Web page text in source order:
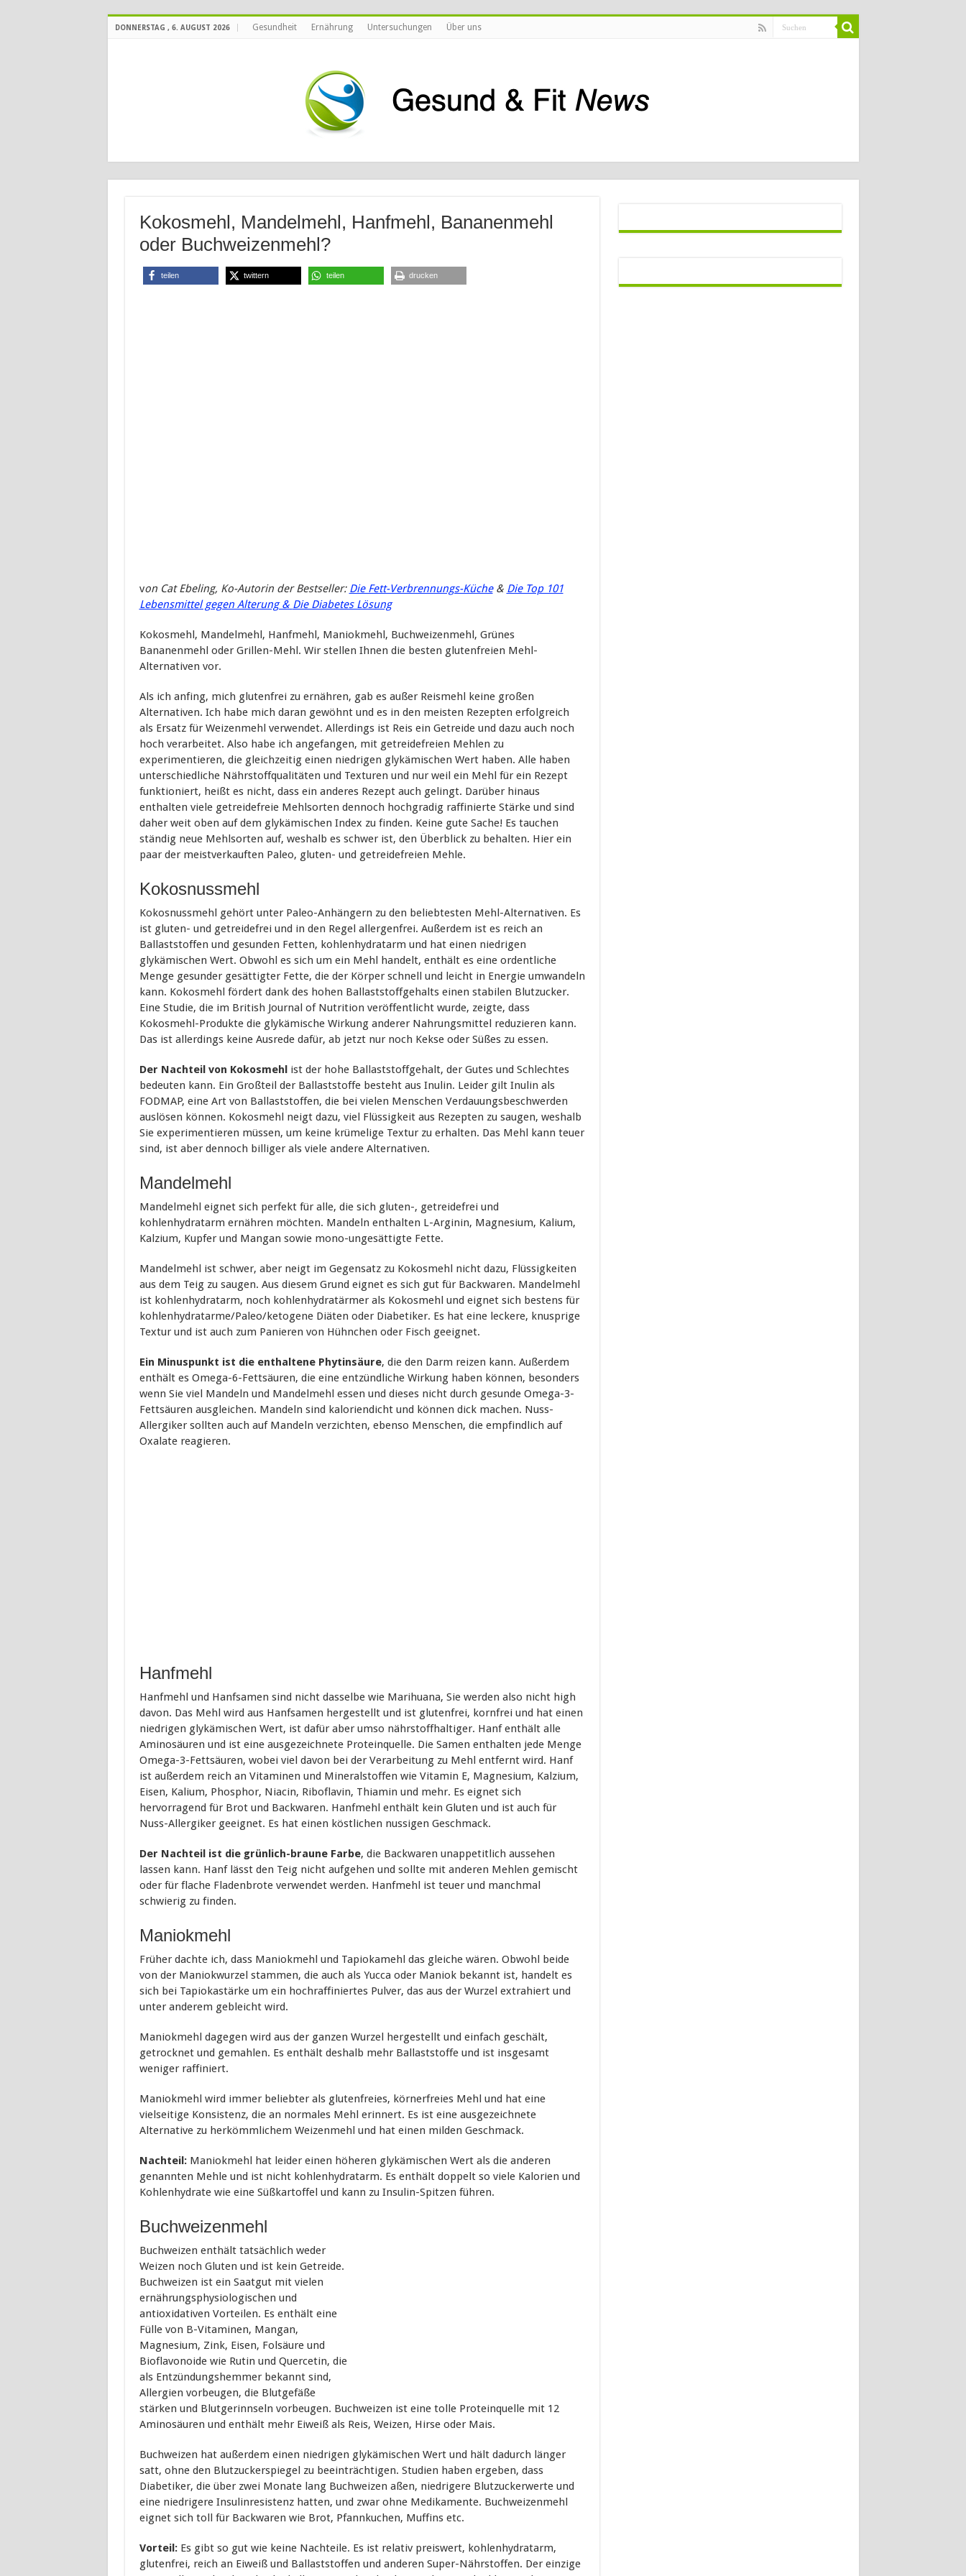
DONNERSTAG , 6. AUGUST 2026 Gesundheit Ernährung Untersuchungen Über uns
Kokosmehl, Mandelmehl, Hanfmehl, Bananenmehl
oder Buchweizenmehl?
teilen twittern teilen drucken
von Cat Ebeling, Ko-Autorin der Bestseller: Die Fett-Verbrennungs-Küche& Die Top 101
Lebensmittel gegen Alterung & Die Diabetes Lösung
Kokosmehl, Mandelmehl, Hanfmehl, Maniokmehl, Buchweizenmehl, Grünes
Bananenmehl oder Grillen-Mehl. Wir stellen Ihnen die besten glutenfreien Mehl-
Alternativen vor.
Als ich anfing, mich glutenfrei zu ernähren, gab es außer Reismehl keine großen
Alternativen. Ich habe mich daran gewöhnt und es in den meisten Rezepten erfolgreich
als Ersatz für Weizenmehl verwendet. Allerdings ist Reis ein Getreide und dazu auch noch
hoch verarbeitet. Also habe ich angefangen, mit getreidefreien Mehlen zu
experimentieren, die gleichzeitig einen niedrigen glykämischen Wert haben. Alle haben
unterschiedliche Nährstoffqualitäten und Texturen und nur weil ein Mehl für ein Rezept
funktioniert, heißt es nicht, dass ein anderes Rezept auch gelingt. Darüber hinaus
enthalten viele getreidefreie Mehlsorten dennoch hochgradig raffinierte Stärke und sind
daher weit oben auf dem glykämischen Index zu finden. Keine gute Sache! Es tauchen
ständig neue Mehlsorten auf, weshalb es schwer ist, den Überblick zu behalten. Hier ein
paar der meistverkauften Paleo, gluten- und getreidefreien Mehle.
Kokosnussmehl
Kokosnussmehl gehört unter Paleo-Anhängern zu den beliebtesten Mehl-Alternativen. Es
ist gluten- und getreidefrei und in den Regel allergenfrei. Außerdem ist es reich an
Ballaststoffen und gesunden Fetten, kohlenhydratarm und hat einen niedrigen
glykämischen Wert. Obwohl es sich um ein Mehl handelt, enthält es eine ordentliche
Menge gesunder gesättigter Fette, die der Körper schnell und leicht in Energie umwandeln
kann. Kokosmehl fördert dank des hohen Ballaststoffgehalts einen stabilen Blutzucker.
Eine Studie, die im British Journal of Nutrition veröffentlicht wurde, zeigte, dass
Kokosmehl-Produkte die glykämische Wirkung anderer Nahrungsmittel reduzieren kann.
Das ist allerdings keine Ausrede dafür, ab jetzt nur noch Kekse oder Süßes zu essen.
Der Nachteil von Kokosmehlist der hohe Ballaststoffgehalt, der Gutes und Schlechtes
bedeuten kann. Ein Großteil der Ballaststoffe besteht aus Inulin. Leider gilt Inulin als
FODMAP, eine Art von Ballaststoffen, die bei vielen Menschen Verdauungsbeschwerden
auslösen können. Kokosmehl neigt dazu, viel Flüssigkeit aus Rezepten zu saugen, weshalb
Sie experimentieren müssen, um keine krümelige Textur zu erhalten. Das Mehl kann teuer
sind, ist aber dennoch billiger als viele andere Alternativen.
Mandelmehl
Mandelmehl eignet sich perfekt für alle, die sich gluten-, getreidefrei und
kohlenhydratarm ernähren möchten. Mandeln enthalten L-Arginin, Magnesium, Kalium,
Kalzium, Kupfer und Mangan sowie mono-ungesättigte Fette.
Mandelmehl ist schwer, aber neigt im Gegensatz zu Kokosmehl nicht dazu, Flüssigkeiten
aus dem Teig zu saugen. Aus diesem Grund eignet es sich gut für Backwaren. Mandelmehl
ist kohlenhydratarm, noch kohlenhydratärmer als Kokosmehl und eignet sich bestens für
kohlenhydratarme/Paleo/ketogene Diäten oder Diabetiker. Es hat eine leckere, knusprige
Textur und ist auch zum Panieren von Hühnchen oder Fisch geeignet.
Ein Minuspunkt ist die enthaltene Phytinsäure, die den Darm reizen kann. Außerdem
enthält es Omega-6-Fettsäuren, die eine entzündliche Wirkung haben können, besonders
wenn Sie viel Mandeln und Mandelmehl essen und dieses nicht durch gesunde Omega-3-
Fettsäuren ausgleichen. Mandeln sind kaloriendicht und können dick machen. Nuss-
Allergiker sollten auch auf Mandeln verzichten, ebenso Menschen, die empfindlich auf
Oxalate reagieren.
Hanfmehl
Hanfmehl und Hanfsamen sind nicht dasselbe wie Marihuana, Sie werden also nicht high
davon. Das Mehl wird aus Hanfsamen hergestellt und ist glutenfrei, kornfrei und hat einen
niedrigen glykämischen Wert, ist dafür aber umso nährstoffhaltiger. Hanf enthält alle
Aminosäuren und ist eine ausgezeichnete Proteinquelle. Die Samen enthalten jede Menge
Omega-3-Fettsäuren, wobei viel davon bei der Verarbeitung zu Mehl entfernt wird. Hanf
ist außerdem reich an Vitaminen und Mineralstoffen wie Vitamin E, Magnesium, Kalzium,
Eisen, Kalium, Phosphor, Niacin, Riboflavin, Thiamin und mehr. Es eignet sich
hervorragend für Brot und Backwaren. Hanfmehl enthält kein Gluten und ist auch für
Nuss-Allergiker geeignet. Es hat einen köstlichen nussigen Geschmack.
Der Nachteil ist die grünlich-braune Farbe, die Backwaren unappetitlich aussehen
lassen kann. Hanf lässt den Teig nicht aufgehen und sollte mit anderen Mehlen gemischt
oder für flache Fladenbrote verwendet werden. Hanfmehl ist teuer und manchmal
schwierig zu finden.
Maniokmehl
Früher dachte ich, dass Maniokmehl und Tapiokamehl das gleiche wären. Obwohl beide
von der Maniokwurzel stammen, die auch als Yucca oder Maniok bekannt ist, handelt es
sich bei Tapiokastärke um ein hochraffiniertes Pulver, das aus der Wurzel extrahiert und
unter anderem gebleicht wird.
Maniokmehl dagegen wird aus der ganzen Wurzel hergestellt und einfach geschält,
getrocknet und gemahlen. Es enthält deshalb mehr Ballaststoffe und ist insgesamt
weniger raffiniert.
Maniokmehl wird immer beliebter als glutenfreies, körnerfreies Mehl und hat eine
vielseitige Konsistenz, die an normales Mehl erinnert. Es ist eine ausgezeichnete
Alternative zu herkömmlichem Weizenmehl und hat einen milden Geschmack.
Nachteil:Maniokmehl hat leider einen höheren glykämischen Wert als die anderen
genannten Mehle und ist nicht kohlenhydratarm. Es enthält doppelt so viele Kalorien und
Kohlenhydrate wie eine Süßkartoffel und kann zu Insulin-Spitzen führen.
Buchweizenmehl
Buchweizen enthält tatsächlich weder
Weizen noch Gluten und ist kein Getreide.
Buchweizen ist ein Saatgut mit vielen
ernährungsphysiologischen und
antioxidativen Vorteilen. Es enthält eine
Fülle von B-Vitaminen, Mangan,
Magnesium, Zink, Eisen, Folsäure und
Bioflavonoide wie Rutin und Quercetin, die
als Entzündungshemmer bekannt sind,
Allergien vorbeugen, die Blutgefäße
stärken und Blutgerinnseln vorbeugen. Buchweizen ist eine tolle Proteinquelle mit 12
Aminosäuren und enthält mehr Eiweiß als Reis, Weizen, Hirse oder Mais.
Buchweizen hat außerdem einen niedrigen glykämischen Wert und hält dadurch länger
satt, ohne den Blutzuckerspiegel zu beeinträchtigen. Studien haben ergeben, dass
Diabetiker, die über zwei Monate lang Buchweizen aßen, niedrigere Blutzuckerwerte und
eine niedrigere Insulinresistenz hatten, und zwar ohne Medikamente. Buchweizenmehl
eignet sich toll für Backwaren wie Brot, Pfannkuchen, Muffins etc.
Vorteil:Es gibt so gut wie keine Nachteile. Es ist relativ preiswert, kohlenhydratarm,
glutenfrei, reich an Eiweiß und Ballaststoffen und anderen Super-Nährstoffen. Der einzige